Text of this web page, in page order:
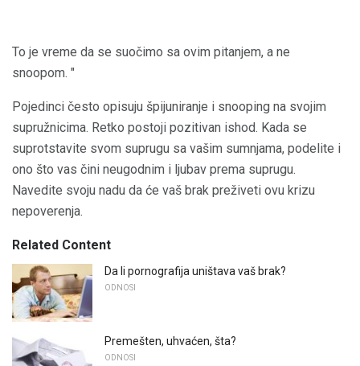
To je vreme da se suočimo sa ovim pitanjem, a ne
snoopom. "
Pojedinci često opisuju špijuniranje i snooping na svojim
supružnicima. Retko postoji pozitivan ishod. Kada se
suprotstavite svom suprugu sa vašim sumnjama, podelite i
ono što vas čini neugodnim i ljubav prema suprugu.
Navedite svoju nadu da će vaš brak preživeti ovu krizu
nepoverenja.
Related Content
Da li pornografija uništava vaš brak?
ODNOSI
Premešten, uhvaćen, šta?
ODNOSI